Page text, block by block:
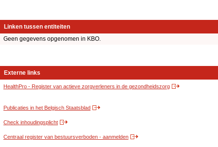
Linken tussen entiteiten
Geen gegevens opgenomen in KBO.
Externe links
HealthPro - Register van actieve zorgverleners in de gezondheidszorg
Publicaties in het Belgisch Staatsblad
Check inhoudingsplicht
Centraal register van bestuursverboden - aanmelden